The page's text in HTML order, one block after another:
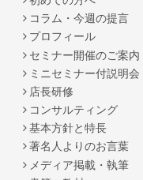
コラム・今週の提言
プロフィール
セミナー開催のご案内
ミニセミナー付説明会
店長研修
コンサルティング
基本方針と特長
著名人よりのお言葉
メディア掲載・執筆